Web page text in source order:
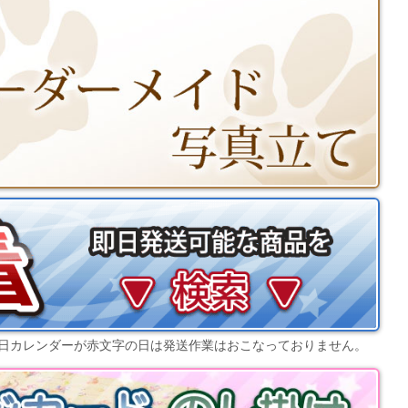
カレンダーが赤文字の日は発送作業はおこなっておりません。